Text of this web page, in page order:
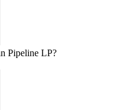
Pipeline LP?